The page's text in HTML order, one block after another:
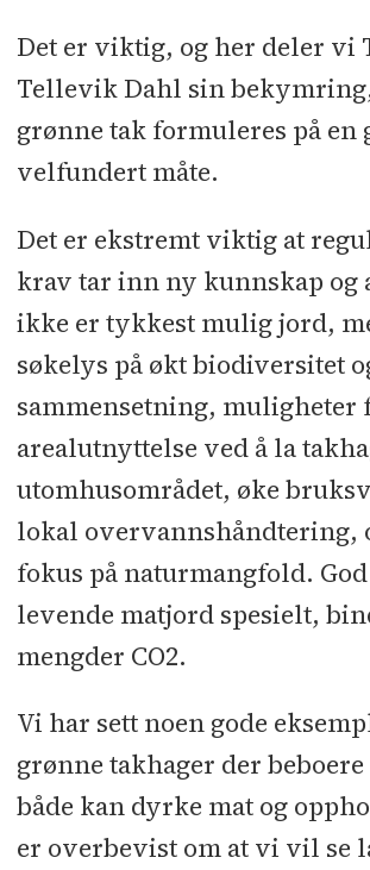
Det er viktig, og her deler vi
Tellevik Dahl sin
grønne tak formuleres på en
velfundert måte.
Det er ekstremt viktig at
krav tar inn ny kunnskap og
ikke er tykkest mulig jord,
søkelys på økt biodiversitet
sammensetning, muligheter
arealutnyttelse ved å la
utomhusområdet, øke
lokal overvannshåndtering,
fokus på naturmangfold.
levende matjord spesielt,
mengder CO2.
Vi har sett noen gode
grønne takhager der
både kan dyrke mat og
er overbevist om at vi vil se